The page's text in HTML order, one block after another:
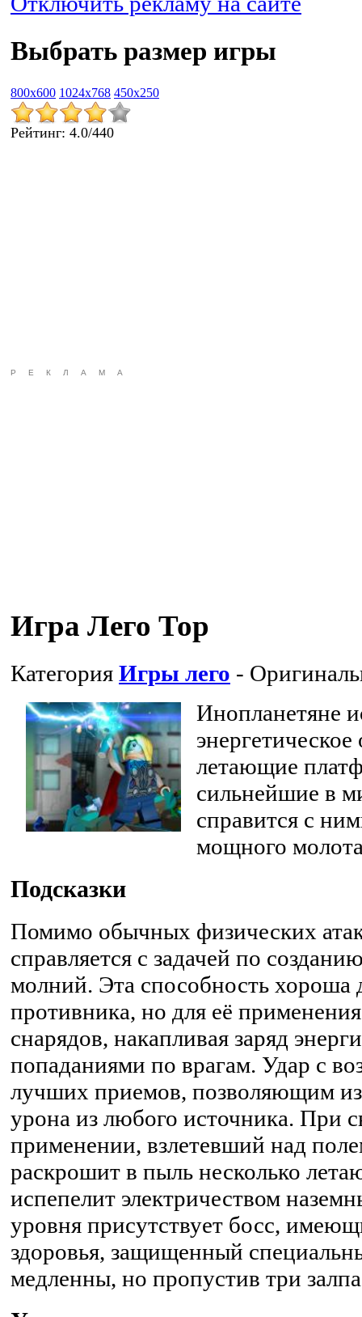
Выбрать размер игры
800x600 1024x768 450x250
Рейтинг: 4.0/440
РЕКЛАМА
Игра Лего Тор
Категория Игры лего -
Инопланетяне
летающие
сильнейшие в
справится с
мощного
Подсказки
Помимо обычных физических
справляется с задачей по
молний. Эта способность хороша
противника, но для её
снарядов, накапливая заряд
попаданиями по врагам. Удар с
лучших приемов, позволяющим
урона из любого источника. При
применении, взлетевший над
раскрошит в пыль несколько
испепелит электричеством
уровня присутствует босс,
здоровья, защищенный
медленны, но пропустив три